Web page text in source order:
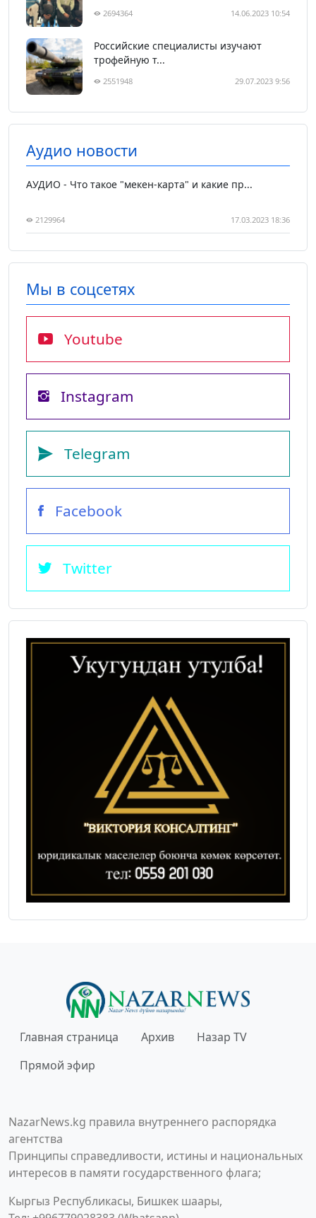
2694364 14.06.2023 10:54
Российские специалисты изучают
трофейную т...
2551948 29.07.2023 9:56
Аудио новости
АУДИО - Что такое "мекен-карта" и какие пр...
2129964 17.03.2023 18:36
Мы в соцсетях
Youtube
Instagram
Telegram
Facebook
Twitter
Главная страница Архив
Назар TV
Прямой эфир
NazarNews.kg правила внутреннего распорядка
агентства
Принципы справедливости, истины и национальных
интересов в памяти государственного флага;
Кыргыз Республикасы, Бишкек шаары,